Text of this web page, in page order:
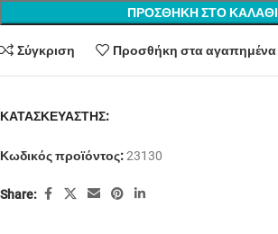
ΠΡΟΣΘΗΚΗ ΣΤΟ ΚΑΛΑΘΙ
Σύγκριση Προσθήκη στα αγαπημένα
ΚΑΤΑΣΚΕΥΑΣΤΗΣ:
Κωδικός προϊόντος:23130
Share: